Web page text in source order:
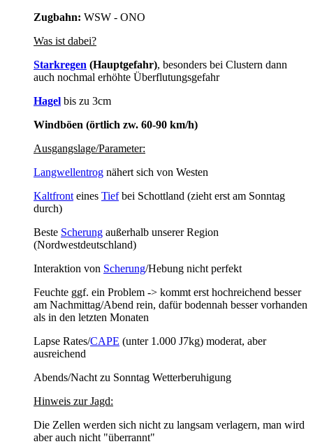
Zugbahn: WSW - ONO
Was ist dabei?
Starkregen (Hauptgefahr), besonders bei Clustern dann
auch nochmal erhöhte Überflutungsgefahr
Hagel bis zu 3cm
Windböen (örtlich zw. 60-90 km/h)
Ausgangslage/Parameter:
Langwellentrog nähert sich von Westen
Kaltfront eines Tiefbei Schottland (zieht erst am Sonntag
durch)
Beste Scherung außerhalb unserer Region
(Nordwestdeutschland)
Interaktion von Scherung/Hebung nicht perfekt
Feuchte ggf. ein Problem -> kommt erst hochreichend besser
am Nachmittag/Abend rein, dafür bodennah besser vorhanden
als in den letzten Monaten
Lapse Rates/CAPE (unter 1.000 J7kg) moderat, aber
ausreichend
Abends/Nacht zu Sonntag Wetterberuhigung
Hinweis zur Jagd:
Die Zellen werden sich nicht zu langsam verlagern, man wird
aber auch nicht "überrannt"